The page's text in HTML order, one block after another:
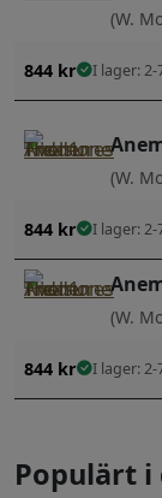
(W.
844 kr I lager:
(W.
844 kr I lager:
(W.
844 kr I lager:
Populärt